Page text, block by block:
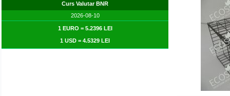
Curs Valutar BNR
2026-08-10
1 EURO = 5.2396 LEI
1 USD = 4.5329 LEI